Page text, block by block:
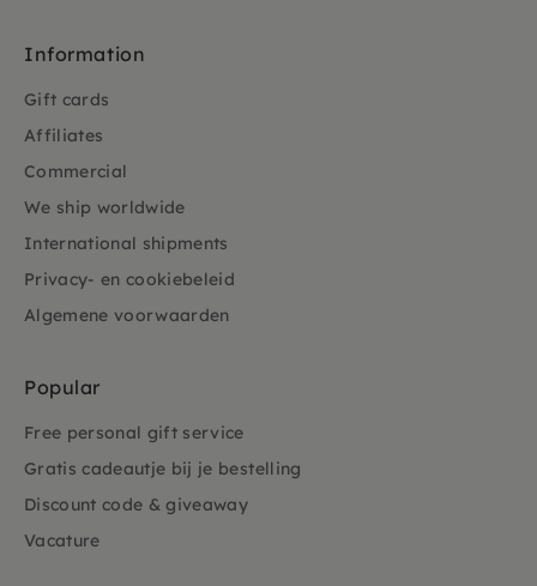
Information
Gift cards
Affiliates
Commercial
We ship worldwide
International shipments
Privacy- en cookiebeleid
Algemene voorwaarden
Popular
Free personal gift service
Gratis cadeautje bij je bestelling
Discount code & giveaway
Vacature